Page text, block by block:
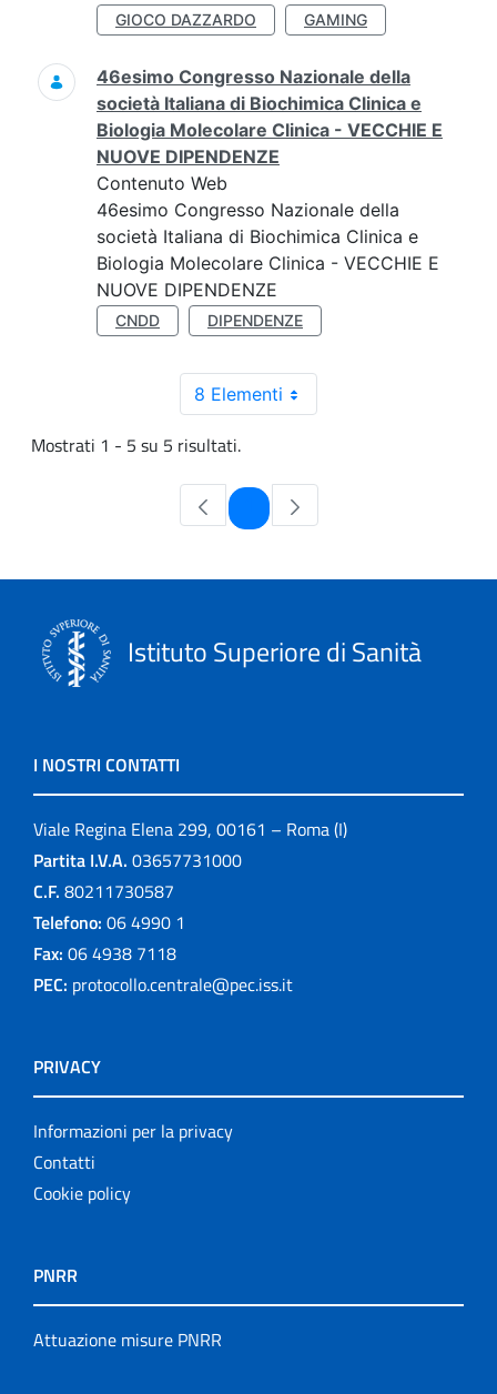
GIOCO DAZZARDO GAMING
46esimo Congresso Nazionale della
società Italiana di Biochimica Clinica e
Biologia Molecolare Clinica - VECCHIE E
NUOVE DIPENDENZE
Contenuto Web
46esimo Congresso Nazionale della
società Italiana di Biochimica Clinica e
Biologia Molecolare Clinica - VECCHIE E
NUOVE DIPENDENZE
CNDD DIPENDENZE
8 Elementi
Mostrati 1 - 5 su 5 risultati.
Pagina
Istituto Superiore di Sanità
I NOSTRI CONTATTI
Viale Regina Elena 299, 00161 – Roma (I)
Partita I.V.A. 03657731000
C.F. 80211730587
Telefono: 06 4990 1
Fax: 06 4938 7118
PEC: protocollo.centrale@pec.iss.it
PRIVACY
Informazioni per la privacy
Contatti
Cookie policy
PNRR
Attuazione misure PNRR